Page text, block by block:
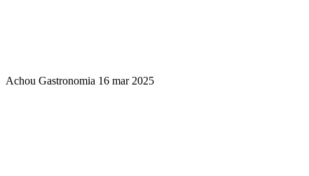
Achou Gastronomia 16 mar 2025